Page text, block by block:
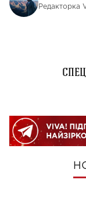
Редакторка